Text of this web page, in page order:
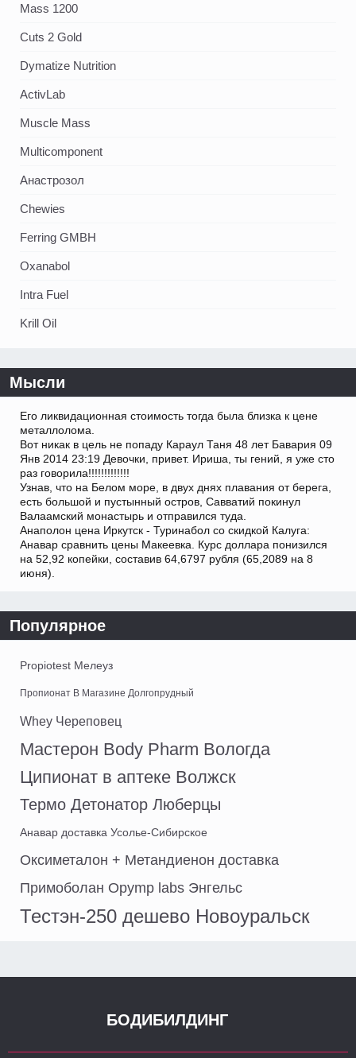
Mass 1200
Cuts 2 Gold
Dymatize Nutrition
ActivLab
Muscle Mass
Multicomponent
Анастрозол
Chewies
Ferring GMBH
Oxanabol
Intra Fuel
Krill Oil
Мысли
Его ликвидационная стоимость тогда была близка к цене
металлолома.
Вот никак в цель не попаду Караул Таня 48 лет Бавария 09
Янв 2014 23:19 Девочки, привет. Ириша, ты гений, я уже сто
раз говорила!!!!!!!!!!!!!
Узнав, что на Белом море, в двух днях плавания от берега,
есть большой и пустынный остров, Савватий покинул
Валаамский монастырь и отправился туда.
Анаполон цена Иркутск - Туринабол со скидкой Калуга:
Анавар сравнить цены Макеевка. Курс доллара понизился
на 52,92 копейки, составив 64,6797 рубля (65,2089 на 8
июня).
Популярное
Propiotest Мелеуз
Пропионат В Магазине Долгопрудный
Whey Череповец
Мастерон Body Pharm Вологда
Ципионат в аптеке Волжск
Термо Детонатор Люберцы
Анавар доставка Усолье-Сибирское
Оксиметалон + Метандиенон доставка
Примоболан Opymp labs Энгельс
Тестэн-250 дешево Новоуральск
БОДИБИЛДИНГ